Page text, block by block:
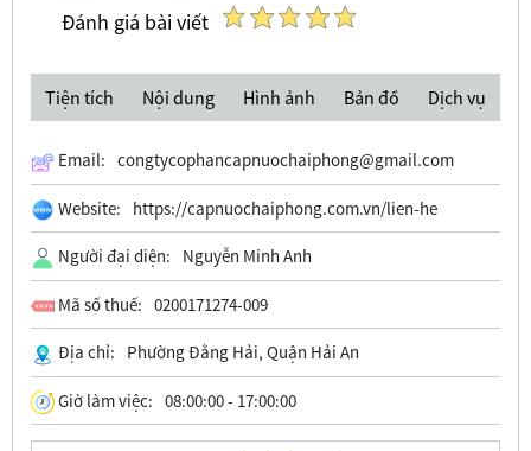
Đánh giá bài viết
Tiện tích Nội dung Hình ảnh Bản đồ Dịch vụ
Email: congtycophancapnuochaiphong@gmail.com
Website: https://capnuochaiphong.com.vn/lien-he
Người đại diện: Nguyễn Minh Anh
Mã số thuế: 0200171274-009
Địa chỉ: Phường Đằng Hải, Quận Hải An
Giờ làm việc: 08:00:00 - 17:00:00